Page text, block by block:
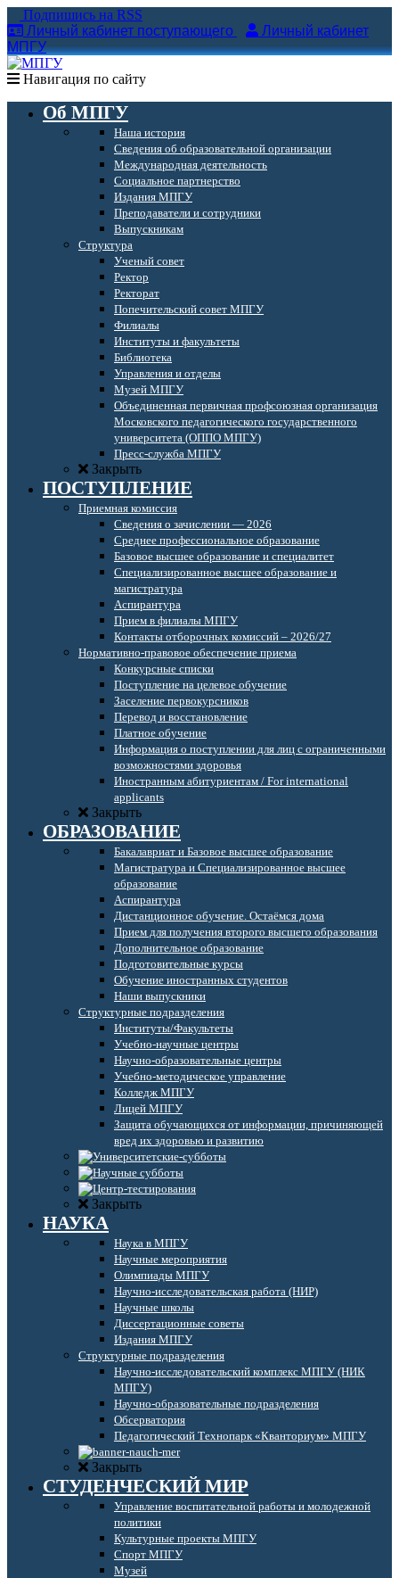
Подпишись на RSS
Личный кабинет поступающего
Личный кабинет
МПГУ
Навигация по сайту
Об МПГУ
Наша история
Сведения об образовательной организации
Международная деятельность
Социальное партнерство
Издания МПГУ
Преподаватели и сотрудники
Выпускникам
Структура
Ученый совет
Ректор
Ректорат
Попечительский совет МПГУ
Филиалы
Институты и факультеты
Библиотека
Управления и отделы
Музей МПГУ
Объединенная первичная профсоюзная организация
Московского педагогического государственного
университета (ОППО МПГУ)
Пресс-служба МПГУ
Закрыть
ПОСТУПЛЕНИЕ
Приемная комиссия
Сведения о зачислении — 2026
Среднее профессиональное образование
Базовое высшее образование и специалитет
Специализированное высшее образование и
магистратура
Аспирантура
Прием в филиалы МПГУ
Контакты отборочных комиссий – 2026/27
Нормативно-правовое обеспечение приема
Конкурсные списки
Поступление на целевое обучение
Заселение первокурсников
Перевод и восстановление
Платное обучение
Информация о поступлении для лиц с ограниченными
возможностями здоровья
Иностранным абитуриентам / For international
applicants
Закрыть
ОБРАЗОВАНИЕ
Бакалавриат и Базовое высшее образование
Магистратура и Специализированное высшее
образование
Аспирантура
Дистанционное обучение. Остаёмся дома
Прием для получения второго высшего образования
Дополнительное образование
Подготовительные курсы
Обучение иностранных студентов
Наши выпускники
Структурные подразделения
Институты/Факультеты
Учебно-научные центры
Научно-образовательные центры
Учебно-методическое управление
Колледж МПГУ
Лицей МПГУ
Защита обучающихся от информации, причиняющей
вред их здоровью и развитию
Закрыть
НАУКА
Наука в МПГУ
Научные мероприятия
Олимпиады МПГУ
Научно-исследовательская работа (НИР)
Научные школы
Диссертационные советы
Издания МПГУ
Структурные подразделения
Научно-исследовательский комплекс МПГУ (НИК
МПГУ)
Научно-образовательные подразделения
Обсерватория
Педагогический Технопарк «Кванториум» МПГУ
Закрыть
СТУДЕНЧЕСКИЙ МИР
Управление воспитательной работы и молодежной
политики
Культурные проекты МПГУ
Спорт МПГУ
Музей